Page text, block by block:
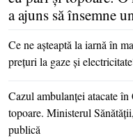
a ajuns să însemne
Ce ne aşteaptă la iarnă în
preţuri la gaze şi
Cazul ambulanţei atacate
topoare. Ministerul
publică